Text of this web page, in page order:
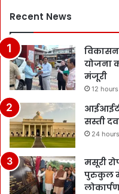
Recent News
योजना
मंजूरी
12
सस्ती
24
मसूरी
पुरुकुल में